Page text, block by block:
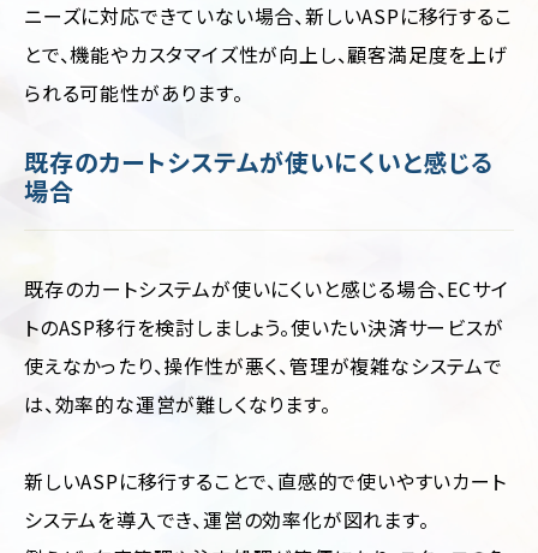
ニーズに対応できていない場合、新しいASPに移行するこ
とで、機能やカスタマイズ性が向上し、顧客満足度を上げ
られる可能性があります。
既存のカートシステムが使いにくいと感じる
場合
既存のカートシステムが使いにくいと感じる場合、ECサイ
トのASP移行を検討しましょう。使いたい決済サービスが
使えなかったり、操作性が悪く、管理が複雑なシステムで
は、効率的な運営が難しくなります。
新しいASPに移行することで、直感的で使いやすいカート
システムを導入でき、運営の効率化が図れます。